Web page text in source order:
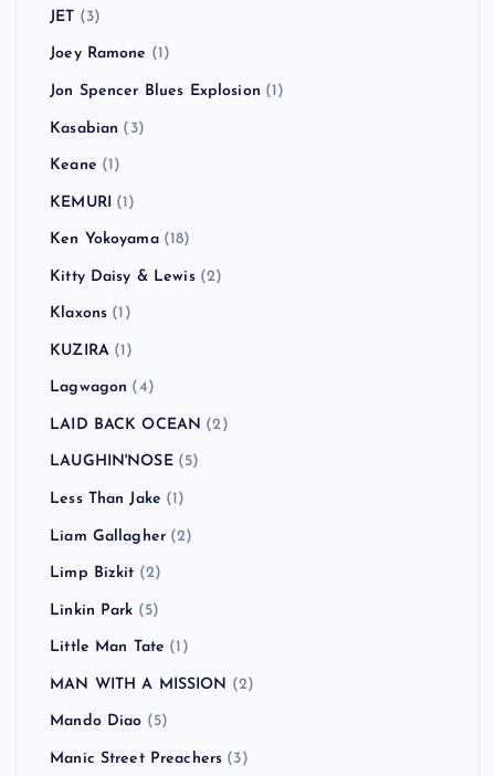
JET (3)
Joey Ramone (1)
Jon Spencer Blues Explosion (1)
Kasabian (3)
Keane (1)
KEMURI (1)
Ken Yokoyama(18)
Kitty Daisy & Lewis(2)
Klaxons (1)
KUZIRA(1)
Lagwagon (4)
LAID BACK OCEAN (2)
LAUGHIN'NOSE(5)
Less Than Jake (1)
Liam Gallagher (2)
Limp Bizkit (2)
Linkin Park (5)
Little Man Tate (1)
MAN WITH A MISSION (2)
Mando Diao (5)
Manic Street Preachers (3)